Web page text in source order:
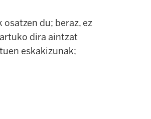
du; beraz, ez
dira aintzat
eskakizunak;